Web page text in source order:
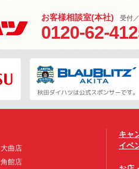
お客様相談室(本社) 受付
0120-62-
大曲店
角館店
キャ
イベ